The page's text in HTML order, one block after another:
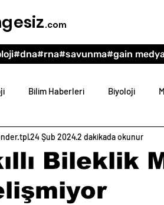
.com
Bilim Haberleri Biyoloji
Eğitim Felsefe
Bileklik
24 Şub 20242 dakikada okunur
#dna#rna#savunma#gain